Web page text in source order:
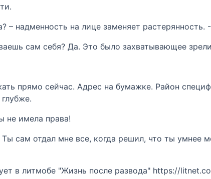
– надменность на лице заменяет
сам себя? Да. Это было захватывающее
прямо сейчас. Адрес на бумажке. Район
не имела права!
сам отдал мне все, когда решил, что ты умнее
в литмобе "Жизнь после развода" https://